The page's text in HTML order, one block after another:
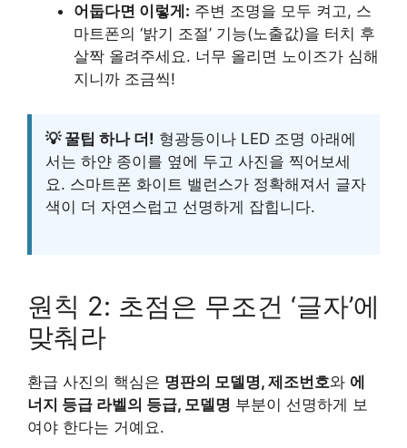
어둡다면 이렇게: 주변 조명을 모두 켜고, 스
마트폰의 ‘밝기 조절’ 기능(노출값)을 터치 후
살짝 올려주세요. 너무 올리면 노이즈가 심해
지니까 조금씩!
💡 꿀팁 하나 더! 형광등이나 LED 조명 아래에
서는 하얀 종이를 옆에 두고 사진을 찍어보세
요. 스마트폰 화이트 밸런스가 정확해져서 글자
색이 더 자연스럽고 선명하게 잡힙니다.
원칙 2: 초점은 무조건 ‘글자’에
맞춰라
환급 사진의 핵심은 명판의 모델명, 제조번호와 에
너지 등급 라벨의 등급, 모델명 부분이 선명하게 보
여야 한다는 거예요.